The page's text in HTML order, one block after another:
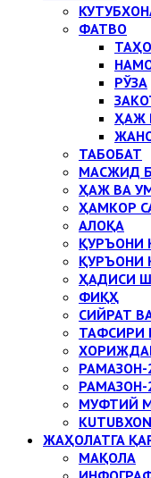
ФАТВО
РЎЗА
ҲАЖ
ТАБОБАТ
МАСЖИД
ҲАЖ ВА
ҲАМКОР
АЛОҚА
ҚУРЪОНИ
ҚУРЪОНИ
ҲАДИСИ
ФИҚҲ
СИЙРАТ
ТАФСИРИ
РАМАЗОН-
РАМАЗОН-
МУФТИЙ
ЖАҲОЛАТГА
МАҚОЛА